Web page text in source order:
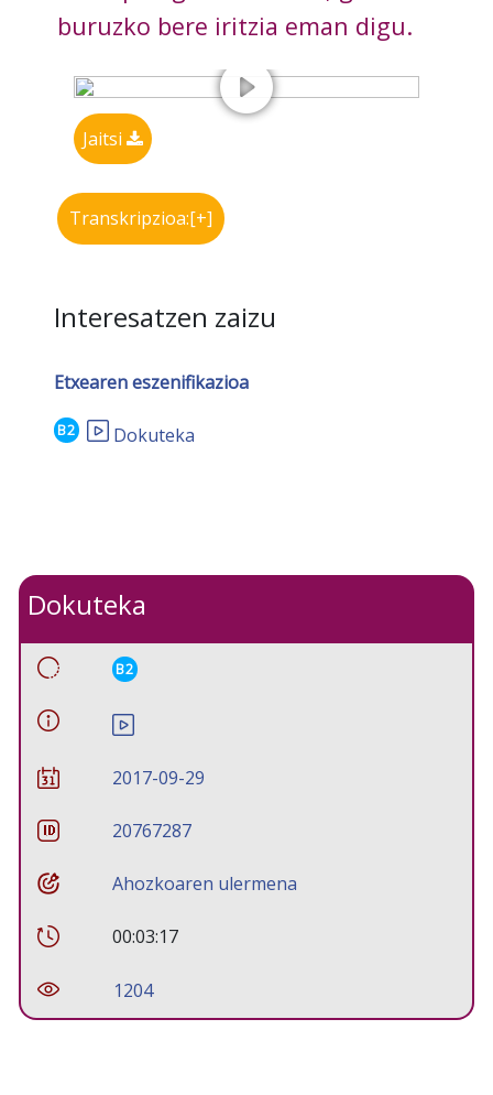
buruzko bere iritzia eman digu.
Jaitsi
Transkripzioa:[+]
Interesatzen zaizu
Etxearen eszenifikazioa
B2 Dokuteka
Dokuteka
B2
2017-09-29
20767287
Ahozkoaren ulermena
00:03:17
1204